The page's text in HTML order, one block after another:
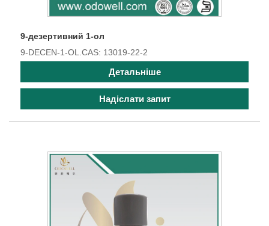
9-дезертивний 1-ол
9-DECEN-1-OL.CAS: 13019-22-2
Детальніше
Надіслати запит